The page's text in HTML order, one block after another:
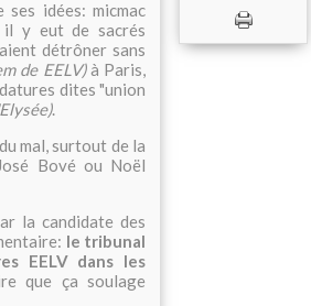
idées: micmac
il y eut de sacrés
détrôner sans
de EELV)à Paris,
dites "union
.
mal, surtout de la
Bové ou Noël
la candidate des
le tribunal
EELV dans les
que ça soulage